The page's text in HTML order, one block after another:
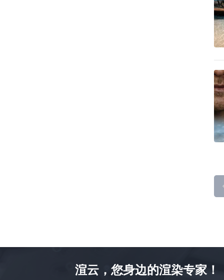
渲云，您身边的渲染专家！